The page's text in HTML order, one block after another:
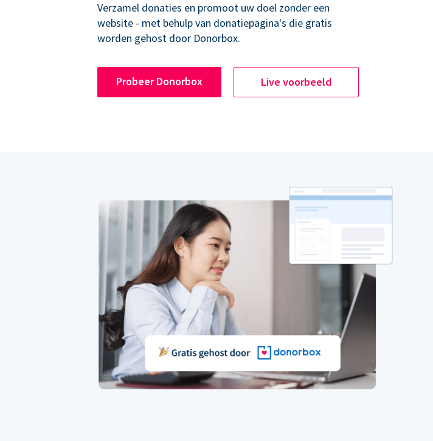
Verzamel donaties en promoot uw doel zonder een
website - met behulp van donatiepagina's die gratis
worden gehost door Donorbox.
Probeer Donorbox Live voorbeeld